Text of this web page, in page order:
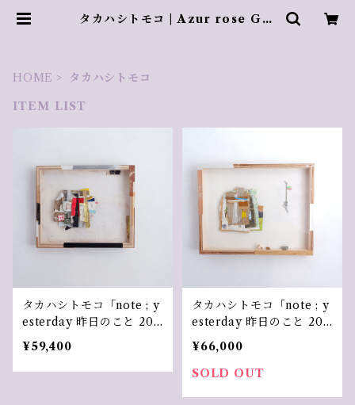
タカハシトモコ | Azur rose Gal
HOME
タカハシトモコ
ITEM LIST
タカハシトモコ「note ; y
esterday 昨日のこと 202
40102～その有難さを想
う」
¥59,400
タカハシトモコ「note ; y
esterday 昨日のこと 202
20726～コツコツと」
¥66,000
SOLD OUT